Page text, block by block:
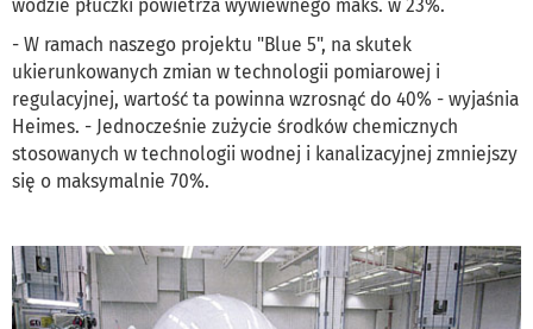
wodzie płuczki powietrza wywiewnego maks. w 23%.
- W ramach naszego projektu "Blue 5", na skutek
ukierunkowanych zmian w technologii pomiarowej i
regulacyjnej, wartość ta powinna wzrosnąć do 40% - wyjaśnia
Heimes. - Jednocześnie zużycie środków chemicznych
stosowanych w technologii wodnej i kanalizacyjnej zmniejszy
się o maksymalnie 70%.